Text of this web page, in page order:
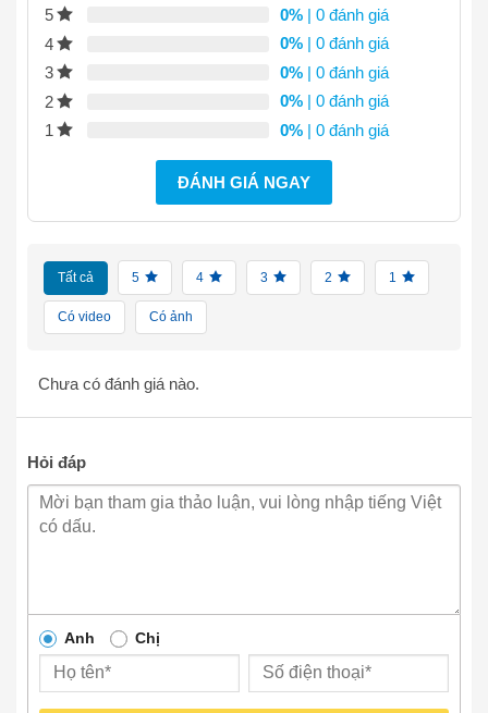
5 0% | 0 đánh giá
4
0% | 0 đánh giá
3
0% | 0 đánh giá
2
0% | 0 đánh giá
1
0% | 0 đánh giá
ĐÁNH GIÁ NGAY
Tất cả 5 4 3 2 1
Có video Có ảnh
Chưa có đánh giá nào.
Hỏi đáp
Anh Chị